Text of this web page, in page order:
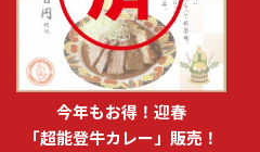
今年もお得！迎春
「超能登牛カレー」販売！